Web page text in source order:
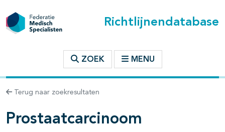
Richtlijnendatabase
ZOEK MENU
Terug naar zoekresultaten
Prostaatcarcinoom
binnen deze richtlijn